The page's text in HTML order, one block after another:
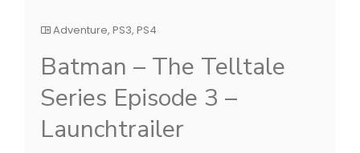
Adventure, PS3, PS4
Batman – The Telltale
Series Episode 3 –
Launchtrailer